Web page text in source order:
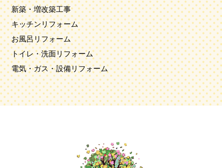
新築・増改築工事
キッチンリフォーム
お風呂リフォーム
トイレ・洗面リフォーム
電気・ガス・設備リフォーム